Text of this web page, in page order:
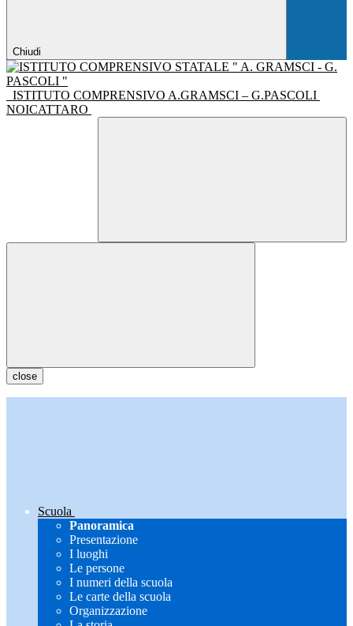
Chiudi
ISTITUTO COMPRENSIVO A.GRAMSCI – G.PASCOLI
NOICATTARO
close
Scuola
Panoramica
Presentazione
I luoghi
Le persone
I numeri della scuola
Le carte della scuola
Organizzazione